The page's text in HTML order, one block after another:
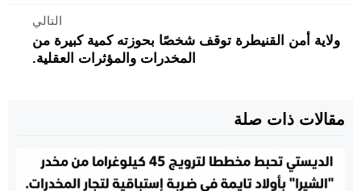
التالي
ولاية أمن القنيطرة توقف شخصًا بحوزته كمية كبيرة من
المخدرات والمؤثرات العقلية.
مقالات ذات صلة